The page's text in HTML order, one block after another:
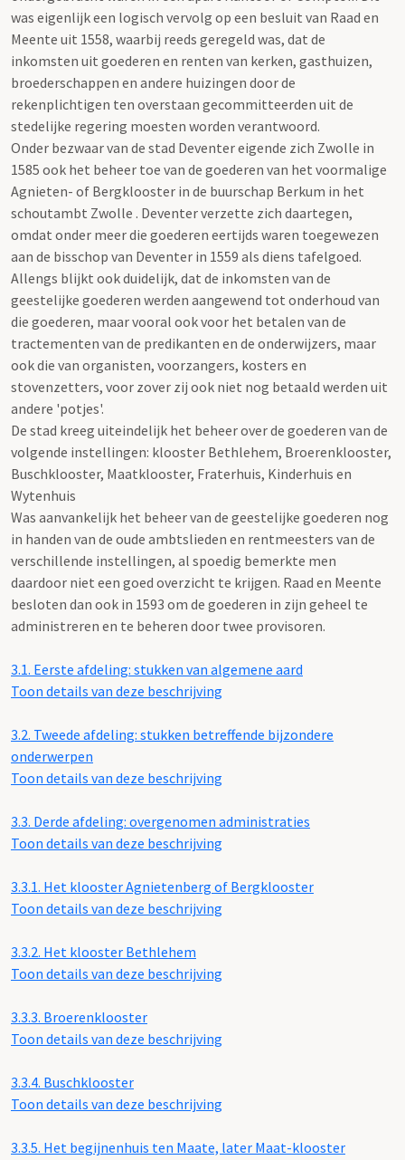
was eigenlijk een logisch vervolg op een besluit van Raad en
Meente uit 1558, waarbij reeds geregeld was, dat de
inkomsten uit goederen en renten van kerken, gasthuizen,
broederschappen en andere huizingen door de
rekenplichtigen ten overstaan gecommitteerden uit de
stedelijke regering moesten worden verantwoord.
Onder bezwaar van de stad Deventer eigende zich Zwolle in
1585 ook het beheer toe van de goederen van het voormalige
Agnieten- of Bergklooster in de buurschap Berkum in het
schoutambt Zwolle . Deventer verzette zich daartegen,
omdat onder meer die goederen eertijds waren toegewezen
aan de bisschop van Deventer in 1559 als diens tafelgoed.
Allengs blijkt ook duidelijk, dat de inkomsten van de
geestelijke goederen werden aangewend tot onderhoud van
die goederen, maar vooral ook voor het betalen van de
tractementen van de predikanten en de onderwijzers, maar
ook die van organisten, voorzangers, kosters en
stovenzetters, voor zover zij ook niet nog betaald werden uit
andere 'potjes'.
De stad kreeg uiteindelijk het beheer over de goederen van de
volgende instellingen: klooster Bethlehem, Broerenklooster,
Buschklooster, Maatklooster, Fraterhuis, Kinderhuis en
Wytenhuis
Was aanvankelijk het beheer van de geestelijke goederen nog
in handen van de oude ambtslieden en rentmeesters van de
verschillende instellingen, al spoedig bemerkte men
daardoor niet een goed overzicht te krijgen. Raad en Meente
besloten dan ook in 1593 om de goederen in zijn geheel te
administreren en te beheren door twee provisoren.
3.1. Eerste afdeling: stukken van algemene aard
Toon details van deze beschrijving
3.2. Tweede afdeling: stukken betreffende bijzondere
onderwerpen
Toon details van deze beschrijving
3.3. Derde afdeling: overgenomen administraties
Toon details van deze beschrijving
3.3.1. Het klooster Agnietenberg of Bergklooster
Toon details van deze beschrijving
3.3.2. Het klooster Bethlehem
Toon details van deze beschrijving
3.3.3. Broerenklooster
Toon details van deze beschrijving
3.3.4. Buschklooster
Toon details van deze beschrijving
3.3.5. Het begijnenhuis ten Maate, later Maat-klooster